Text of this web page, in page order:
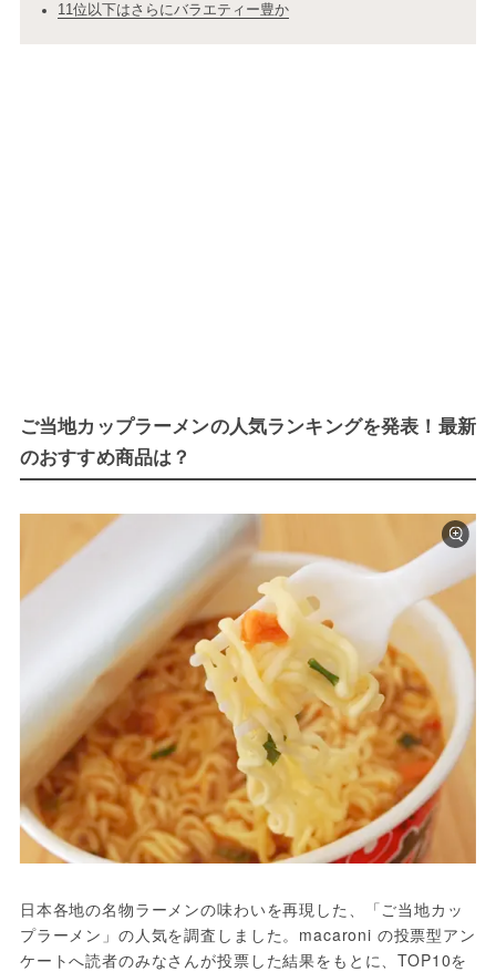
11位以下はさらにバラエティー豊か
ご当地カップラーメンの人気ランキングを発表！最新
のおすすめ商品は？
日本各地の名物ラーメンの味わいを再現した、「ご当地カッ
プラーメン」の人気を調査しました。macaroni の投票型アン
ケートへ読者のみなさんが投票した結果をもとに、TOP10を